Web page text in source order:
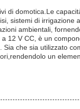
di domotica.Le
sistemi di irrigazione
ambientali,
12 V CC, è un
che sia utilizzato
un